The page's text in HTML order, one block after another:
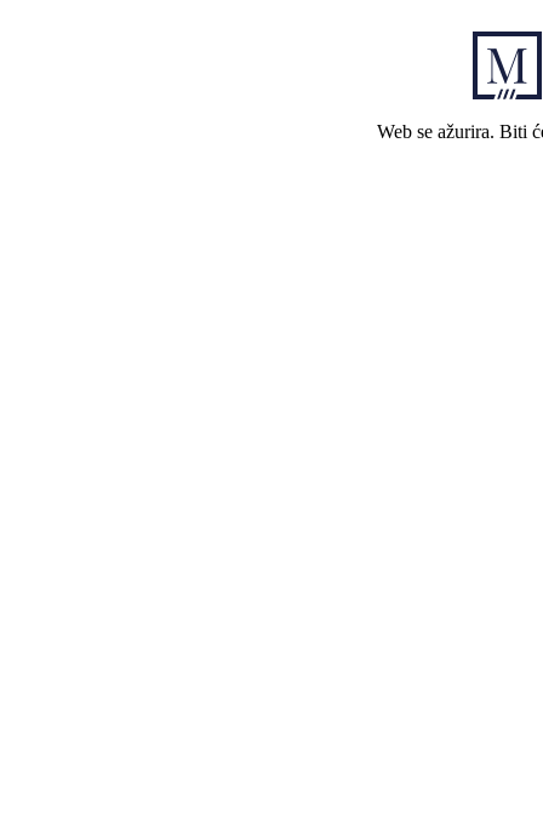
Web se ažurira. Biti